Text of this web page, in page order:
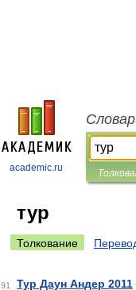
academic.ru
тур
Толкование
91 Тур Даун Андер 2011